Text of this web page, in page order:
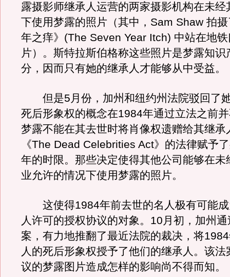
露摄影师继承人运营的两家摄影机构在未经
下使用梦露的照片（其中，Sam Shaw 拍
年之痒》(The Seven Year Itch) 中站在地
片）。斯特拉斯伯格称这些照片是梦露知识
分，因而只有她的继承人才能够从中受益。
但是5月份，加州和纽约州法院驳回了
死后形象权的概念在1984年通过立法之前
梦露不能在其去世时将肖像权遗赠给其继承
《The Dead Celebrities Act》的法律赋予
年的时限。那些决定使得其他公司能够在未
业允许的情况下使用梦露的照片。
这使得1984年前去世的名人极有可能成
人许可的授权协议的对象。10月初，加州
案，有力地推翻了最近法院的裁决，将
人的死后形象权授予了他们的继承人。该法
议的梦露图片造成怎样的影响尚不得而知。